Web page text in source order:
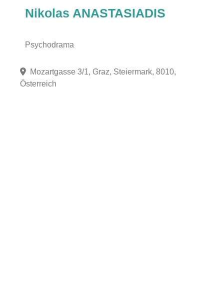
Nikolas ANASTASIADIS
Psychodrama
Mozartgasse 3/1, Graz, Steiermark, 8010,
Österreich